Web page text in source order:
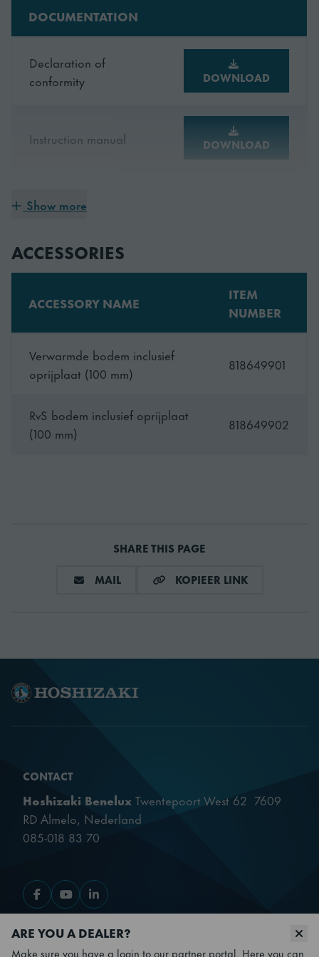
DOCUMENTATION
Declaration of
conformity
DOWNLOAD
Instruction manual DOWNLOAD
6762410.pdf
Show more
ACCESSORIES
ACCESSORY NAME
ITEM
NUMBER
Verwarmde bodem inclusief
oprijplaat (100 mm)
818649901
RvS bodem inclusief oprijplaat
(100 mm)
818649902
SHARE THIS PAGE
MAILDEEL VIA E-MAILKOPIEER LINKKOPIEER LINK
CONTACT
Hoshizaki Benelux Twentepoort West 62 7609
RD Almelo, Nederland
085-018 83 70
Ga naar Facebook
Ga naar Youtube
Ga naar LinkedIn
PRODUCTEN
ARE YOU A DEALER?
Make sure you have a login to our partner portal. Here you can